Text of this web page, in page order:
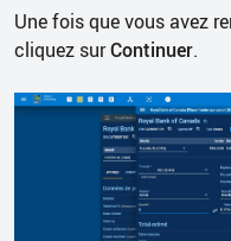
Une fois que vous avez
cliquez surContinuer.